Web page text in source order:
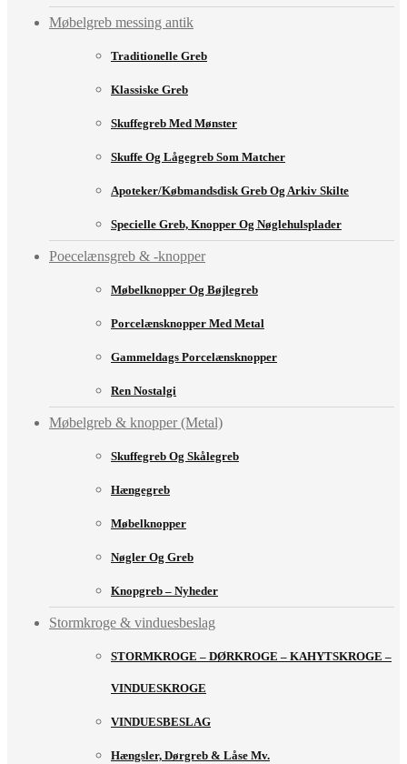
Møbelgreb messing antik
Traditionelle Greb
Klassiske Greb
Skuffegreb Med Mønster
Skuffe Og Lågegreb Som Matcher
Apoteker/købmandsdisk Greb Og Arkiv Skilte
Specielle Greb, Knopper Og Nøglehulsplader
Poecelænsgreb & -knopper
Møbelknopper Og Bøjlegreb
Porcelænsknopper Med Metal
Gammeldags Porcelænsknopper
Ren Nostalgi
Møbelgreb & knopper (Metal)
Skuffegreb Og Skålegreb
Hængegreb
Møbelknopper
Nøgler Og Greb
Knopgreb – Nyheder
Stormkroge & vinduesbeslag
STORMKROGE – DØRKROGE – KAHYTSKROGE –
VINDUESKROGE
VINDUESBESLAG
Hængsler, Dørgreb & Låse Mv.